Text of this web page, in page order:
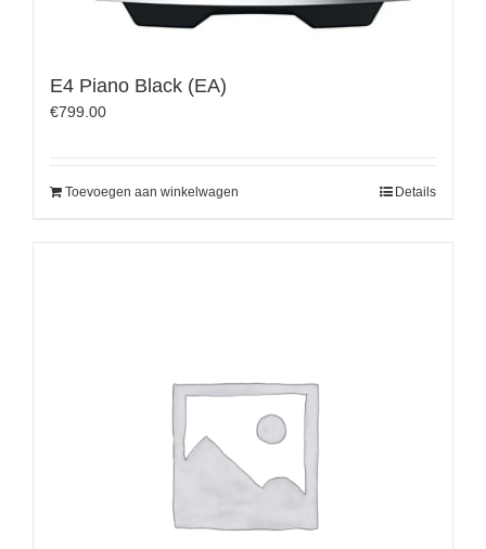
E4 Piano Black (EA)
€799.00
Toevoegen aan winkelwagen Details